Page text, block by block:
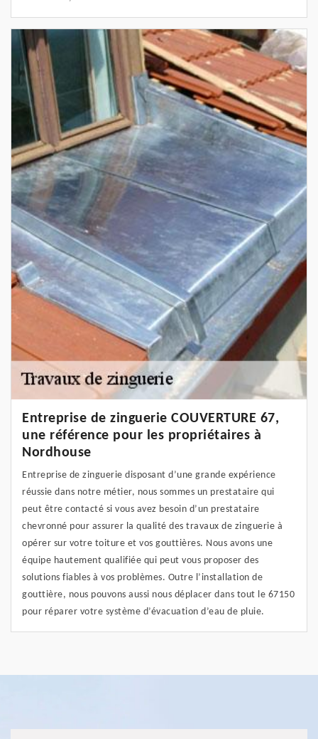
Entreprise de zinguerie COUVERTURE 67,
une référence pour les propriétaires à
Nordhouse
Entreprise de zinguerie disposant d’une grande expérience
réussie dans notre métier, nous sommes un prestataire qui
peut être contacté si vous avez besoin d’un prestataire
chevronné pour assurer la qualité des travaux de zinguerie à
opérer sur votre toiture et vos gouttières. Nous avons une
équipe hautement qualifiée qui peut vous proposer des
solutions fiables à vos problèmes. Outre l’installation de
gouttière, nous pouvons aussi nous déplacer dans tout le 67150
pour réparer votre système d’évacuation d’eau de pluie.